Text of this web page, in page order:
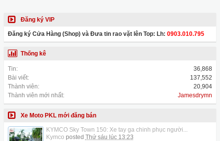
Đăng ký VIP
Đăng ký Cửa Hàng (Shop) và Đưa tin rao vặt lên Top: Lh: 0903.010.795
Thống kê
Tin:
36,868
Bài viết:
137,552
Thành viên:
20,904
Thành viên mới nhất:
Jamesdrymn
Xe Moto PKL mới đăng bán
KYMCO Sky Town 150: Xe tay ga chinh phục người...
Kymco posted Thứ sáu lúc 13:23